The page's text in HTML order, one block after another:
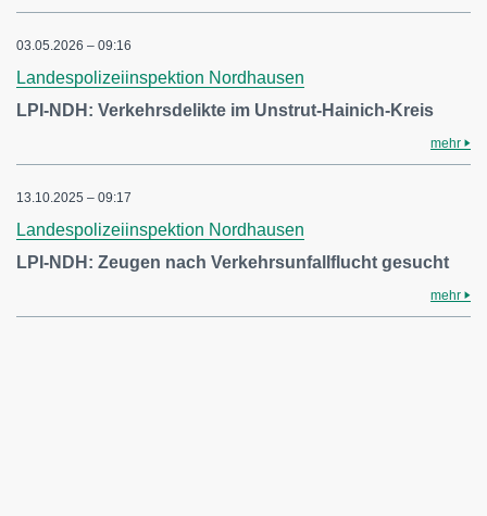
03.05.2026 – 09:16
Landespolizeiinspektion Nordhausen
LPI-NDH: Verkehrsdelikte im Unstrut-Hainich-Kreis
mehr
13.10.2025 – 09:17
Landespolizeiinspektion Nordhausen
LPI-NDH: Zeugen nach Verkehrsunfallflucht gesucht
mehr